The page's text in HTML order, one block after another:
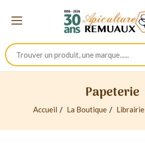
Papeterie
Accueil La Boutique Librairie